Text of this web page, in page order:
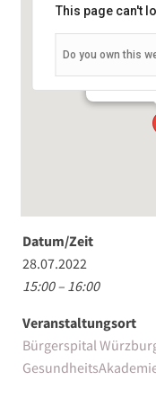
This page can't
Do you own this
Datum/Zeit
28.07.2022
15:00 – 16:00
Veranstaltungsort
Bürgerspital